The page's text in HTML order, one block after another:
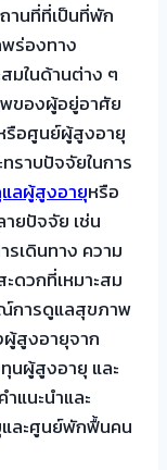
านที่ที่เป็นที่พัก
ร่องทาง
มในด้านต่าง ๆ
ของผู้อยู่อาศัย
รือศูนย์ผู้สูงอายุ
ราบปัจจัยในการ
ลผู้สูงอายุหรือ
ยปัจจัย เช่น
เดินทาง ความ
ดวกที่เหมาะสม
การดูแลสุขภาพ
สูงอายุจาก
นผู้สูงอายุ และ
แนะนำและ
ละศูนย์พักฟื้นคน